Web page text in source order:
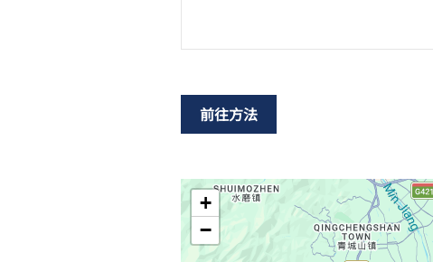
前往方法
+
−